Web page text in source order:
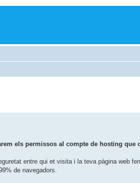
els permissos al compte de hosting que
entre qui et visita i la teva pàgina web
de navegadors.